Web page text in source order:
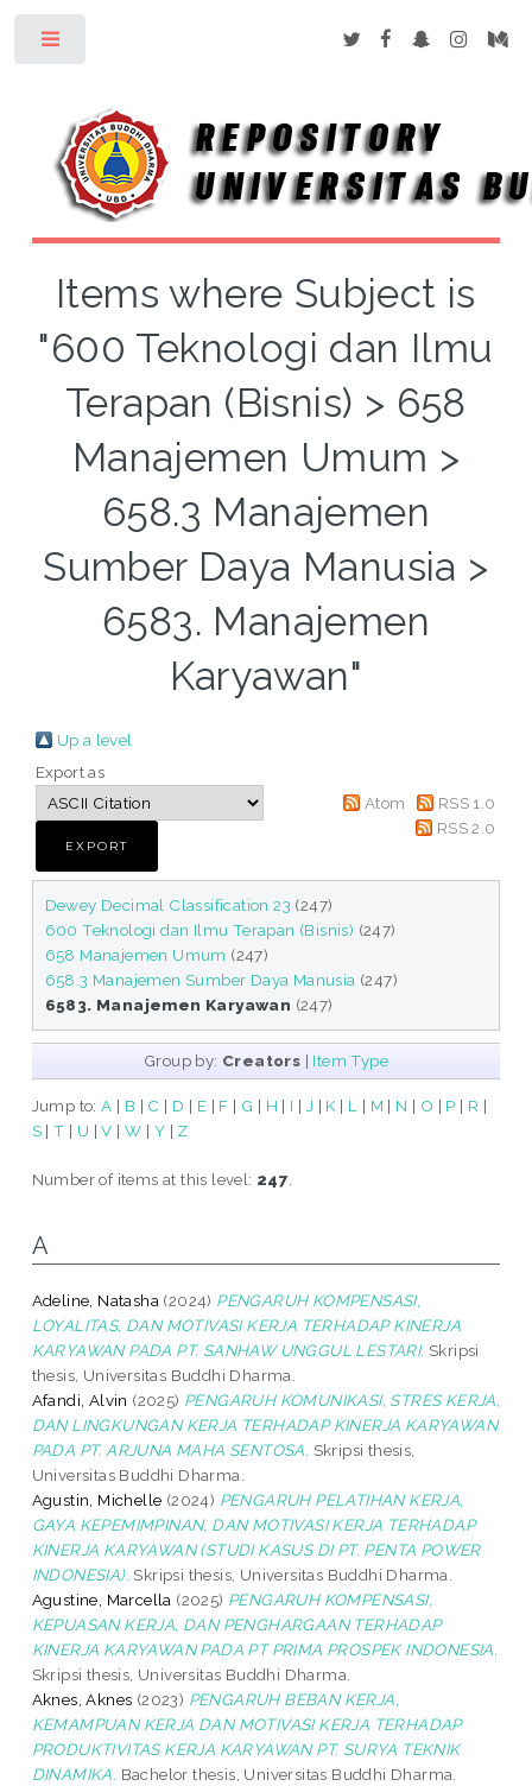
Items where Subject is
"600 Teknologi dan Ilmu
Terapan (Bisnis) > 658
Manajemen Umum >
658.3 Manajemen
Sumber Daya Manusia >
6583. Manajemen
Karyawan"
Up a level
Export as
Atom
RSS 1.0
RSS 2.0
Dewey Decimal Classification 23 (247)
600 Teknologi dan Ilmu Terapan (Bisnis) (247)
658 Manajemen Umum (247)
658.3 Manajemen Sumber Daya Manusia (247)
6583. Manajemen Karyawan (247)
Group by: Creators | Item Type
Jump to:A | B | C | D | E | F | G | H | I | J | K | L | M | N | O | P | R |
S |T | U |V |W | Y | Z
Number of items at this level: 247
A
Adeline, Natasha (2024) PENGARUH KOMPENSASI,
LOYALITAS, DAN MOTIVASI KERJA TERHADAP KINERJA
KARYAWAN PADA PT. SANHAW UNGGUL LESTARI. Skripsi
thesis, Universitas Buddhi Dharma.
Afandi, Alvin (2025) PENGARUH KOMUNIKASI, STRES KERJA,
DAN LINGKUNGAN KERJA TERHADAP KINERJA KARYAWAN
PADA PT. ARJUNA MAHA SENTOSA. Skripsi thesis,
Universitas Buddhi Dharma.
Agustin, Michelle (2024) PENGARUH PELATIHAN KERJA,
GAYA KEPEMIMPINAN, DAN MOTIVASI KERJA TERHADAP
KINERJA KARYAWAN (STUDI KASUS DI PT. PENTA POWER
INDONESIA). Skripsi thesis, Universitas Buddhi Dharma.
Agustine, Marcella (2025) PENGARUH KOMPENSASI,
KEPUASAN KERJA, DAN PENGHARGAAN TERHADAP
KINERJA KARYAWAN PADA PT PRIMA PROSPEK INDONESIA.
Skripsi thesis, Universitas Buddhi Dharma.
Aknes, Aknes (2023) PENGARUH BEBAN KERJA,
KEMAMPUAN KERJA DAN MOTIVASI KERJA TERHADAP
PRODUKTIVITAS KERJA KARYAWAN PT. SURYA TEKNIK
DINAMIKA. Bachelor thesis, Universitas Buddhi Dharma.